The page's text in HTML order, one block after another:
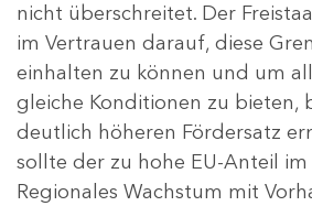
nicht überschreitet. Der
im Vertrauen darauf, diese
einhalten zu können und um
gleiche Konditionen zu bieten,
deutlich höheren Fördersatz
sollte der zu hohe EU-Anteil
Regionales Wachstum mit